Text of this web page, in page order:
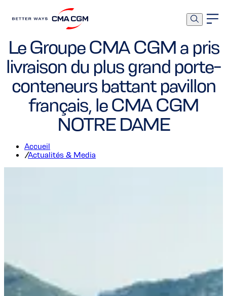
Le Groupe CMA CGM a pris
livraison du plus grand porte-
conteneurs battant pavillon
français, le CMA CGM
NOTRE DAME
Accueil
/Actualités & Media